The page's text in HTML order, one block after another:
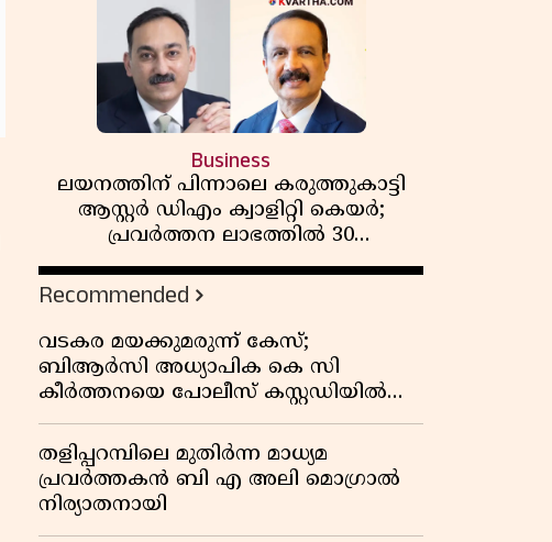
Business
ലയനത്തിന് പിന്നാലെ കരുത്തുകാട്ടി
ആസ്റ്റർ ഡിഎം ക്വാളിറ്റി കെയർ;
പ്രവർത്തന ലാഭത്തിൽ 30
ശതമാനത്തിൻ്റെ വളർച്ച,
വരുമാനത്തിലും ലാഭത്തിലും വൻ
കുതിപ്പ് രേഖപ്പെടുത്തി ആദ്യ പാദ
റിപ്പോർട്ട് പുറത്ത്
Recommended
വടകര മയക്കുമരുന്ന് കേസ്;
ബിആർസി അധ്യാപിക കെ സി
കീർത്തനയെ പോലീസ് കസ്റ്റഡിയിൽ
വിട്ടു
തളിപ്പറമ്പിലെ മുതിർന്ന മാധ്യമ
പ്രവർത്തകൻ ബി എ അലി മൊഗ്രാൽ
നിര്യാതനായി